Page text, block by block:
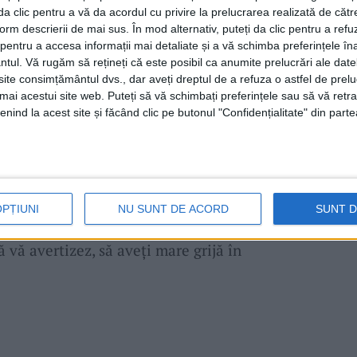
clic pentru a vă da acordul cu privire la prelucrarea realizată de
descrierii de mai sus. În mod alternativ, puteți da clic pentru a
a accesa informații mai detaliate și a vă schimba preferințele
Vă rugăm să rețineți că este posibil ca anumite prelucrări ale
consimțământul dvs., dar aveți dreptul de a refuza o astfel de
acestui site web. Puteți să vă schimbați preferințele sau să vă
la acest site și făcând clic pe butonul "Confidențialitate" din
NU SUNT DE ACORD SUNT
în care, printre altele, operatorul a fost
pe această temă. În plus, recent, un grup
aducându-i şi două sticluţe cuapă
loc o
nu s-a îmbunătăţit: „Cetăţenii respectivi nu
sau pentru a-şi adăpa
vă avertizez, să aveţi mare grijă în